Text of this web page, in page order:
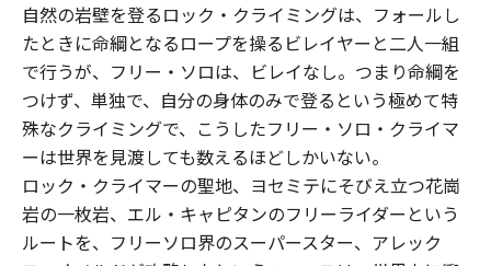
自然の岩壁を登るロック・クライミングは、フォールし
たときに命綱となるロープを操るビレイヤーと二人一組
で行うが、フリー・ソロは、ビレイなし。つまり命綱を
つけず、単独で、自分の身体のみで登るという極めて特
殊なクライミングで、こうしたフリー・ソロ・クライマ
ーは世界を見渡しても数えるほどしかいない。
ロック・クライマーの聖地、ヨセミテにそびえ立つ花崗
岩の一枚岩、エル・キャピタンのフリーライダーという
ルートを、フリーソロ界のスーパースター、アレック